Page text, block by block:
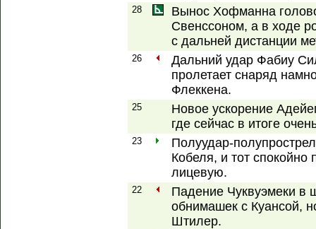
28
Вынос Хофманна
Свенссоном, а в ходе
с дальней дистанции
26
Дальний удар Фабиу
пролетает снаряд
Флеккена.
25
Новое ускорение
где сейчас в итоге
23
Полуудар-
Кобеля, и тот спокойно
лицевую.
22
Падение Чуквуэмеки в
обнимашек с Куансой,
Штилер.